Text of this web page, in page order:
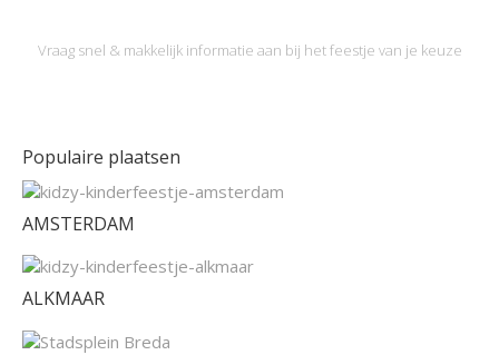
Vraag snel & makkelijk informatie aan bij het feestje van je keuze
Populaire plaatsen
AMSTERDAM
ALKMAAR